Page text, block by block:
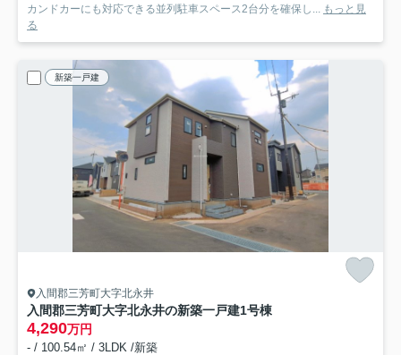
カンドカーにも対応できる並列駐車スペース2台分を確保し...
もっと見
る
新築一戸建
入間郡三芳町大字北永井
入間郡三芳町大字北永井の新築一戸建1号棟
4,290万円
- / 100.54㎡ / 3LDK /新築